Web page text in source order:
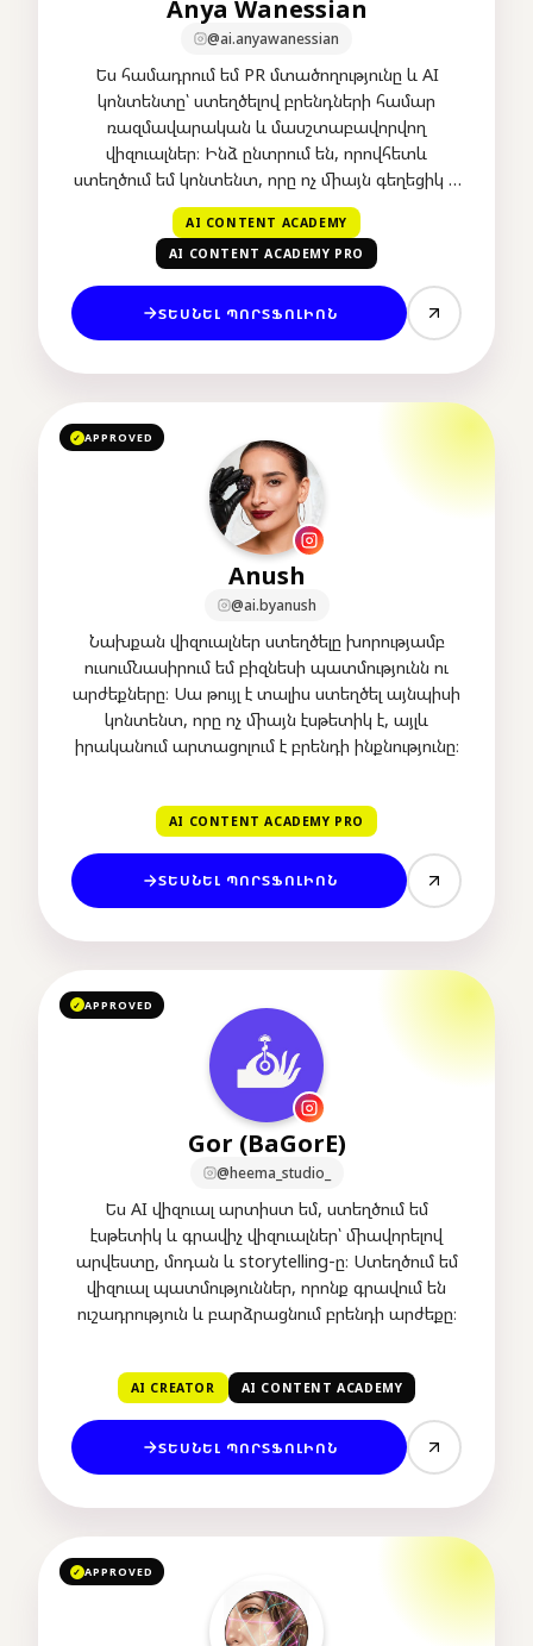
Anya Wanessian
@ai.anyawanessian
Ես համադրում եմ PR մտածողությունը և AI
կոնտենտը՝ ստեղծելով բրենդների համար
ռազմավարական և մասշտաբավորվող
վիզուալներ։ Ինձ ընտրում են, որովհետև
ստեղծում եմ կոնտենտ, որը ոչ միայն գեղեցիկ է,
այլ նաև ճիշտ դիրքավորում է բիզնեսը շուկայում։
AI CONTENT ACADEMY
AI CONTENT ACADEMY PRO
ՏԵՍՆԵԼ ՊՈՐՏՖՈԼԻՈՆ
✓APPROVED
Anush
@ai.byanush
Նախքան վիզուալներ ստեղծելը խորությամբ
ուսումնասիրում եմ բիզնեսի պատմությունն ու
արժեքները։ Սա թույլ է տալիս ստեղծել այնպիսի
կոնտենտ, որը ոչ միայն էսթետիկ է, այլև
իրականում արտացոլում է բրենդի ինքնությունը։
AI CONTENT ACADEMY PRO
ՏԵՍՆԵԼ ՊՈՐՏՖՈԼԻՈՆ
✓ APPROVED
Gor (BaGorE)
@heema_studio_
Ես AI վիզուալ արտիստ եմ, ստեղծում եմ
էսթետիկ և գրավիչ վիզուալներ՝ միավորելով
արվեստը, մոդան և storytelling-ը։ Ստեղծում եմ
վիզուալ պատմություններ, որոնք գրավում են
ուշադրություն և բարձրացնում բրենդի արժեքը։
AI CREATOR AI CONTENT ACADEMY
ՏԵՍՆԵԼ ՊՈՐՏՖՈԼԻՈՆ
✓APPROVED